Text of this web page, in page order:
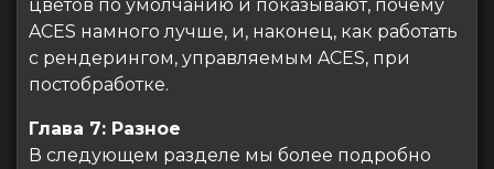
цветов по умолчанию и показывают, почему
ACES намного лучше, и, наконец, как работать
с рендерингом, управляемым ACES, при
постобработке.
Глава 7: Разное
В следующем разделе мы более подробно